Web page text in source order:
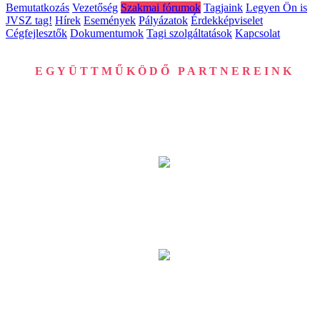
Bemutatkozás Vezetőség Szakmai fórumok Tagjaink Legyen Ön is
JVSZ tag! Hírek Események Pályázatok Érdekképviselet
Cégfejlesztők Dokumentumok Tagi szolgáltatások Kapcsolat
EGYÜTTMŰKÖDŐ PARTNEREINK